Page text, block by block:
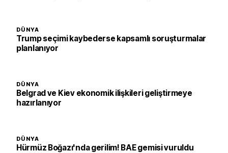
DÜNYA
Trump seçimi kaybederse kapsamlı soruşturmalar
planlanıyor
DÜNYA
Belgrad ve Kiev ekonomik ilişkileri geliştirmeye
hazırlanıyor
DÜNYA
Hürmüz Boğazı'nda gerilim! BAE gemisi vuruldu